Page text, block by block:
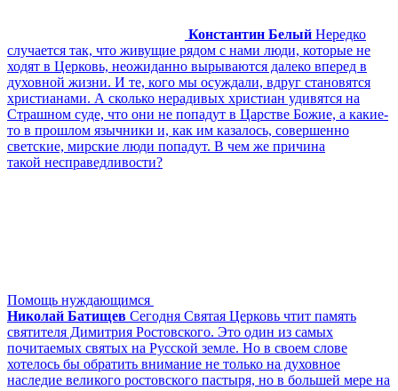
Константин Белый Нередко
случается так, что живущие рядом с нами люди, которые не
ходят в Церковь, неожиданно вырываются далеко вперед в
духовной жизни. И те, кого мы осуждали, вдруг становятся
христианами. А сколько нерадивых христиан удивятся на
Страшном суде, что они не попадут в Царстве Божие, а какие-
то в прошлом язычники и, как им казалось, совершенно
светские, мирские люди попадут. В чем же причина
такой несправедливости?
Помощь нуждающимся
Николай Батищев Сегодня Святая Церковь чтит память
святителя Димитрия Ростовского. Это один из самых
почитаемых святых на Русской земле. Но в своем слове
хотелось бы обратить внимание не только на духовное
наследие великого ростовского пастыря, но в большей мере на